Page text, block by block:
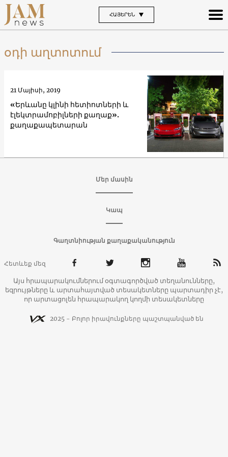
ՀԱՅԵՐԵՆ
օդի աղտոտում
«Երևանը կլինի հետիոտների և
էլեկտրամոբիլների քաղաք».
քաղաքապետարան
21 Մայիսի, 2019
Մեր մասին
Կապ
Գաղտնիության քաղաքականություն
Հետևեք մեզ
Այս հրապարակումներում օգտագործված տեղանունները,
եզրույթները և արտահայտված տեսակետները պարտադիր չէ,
որ արտացոլեն հրապարակող կողմի տեսակետները
2025 - Բոլոր իրավունքները պաշտպանված են